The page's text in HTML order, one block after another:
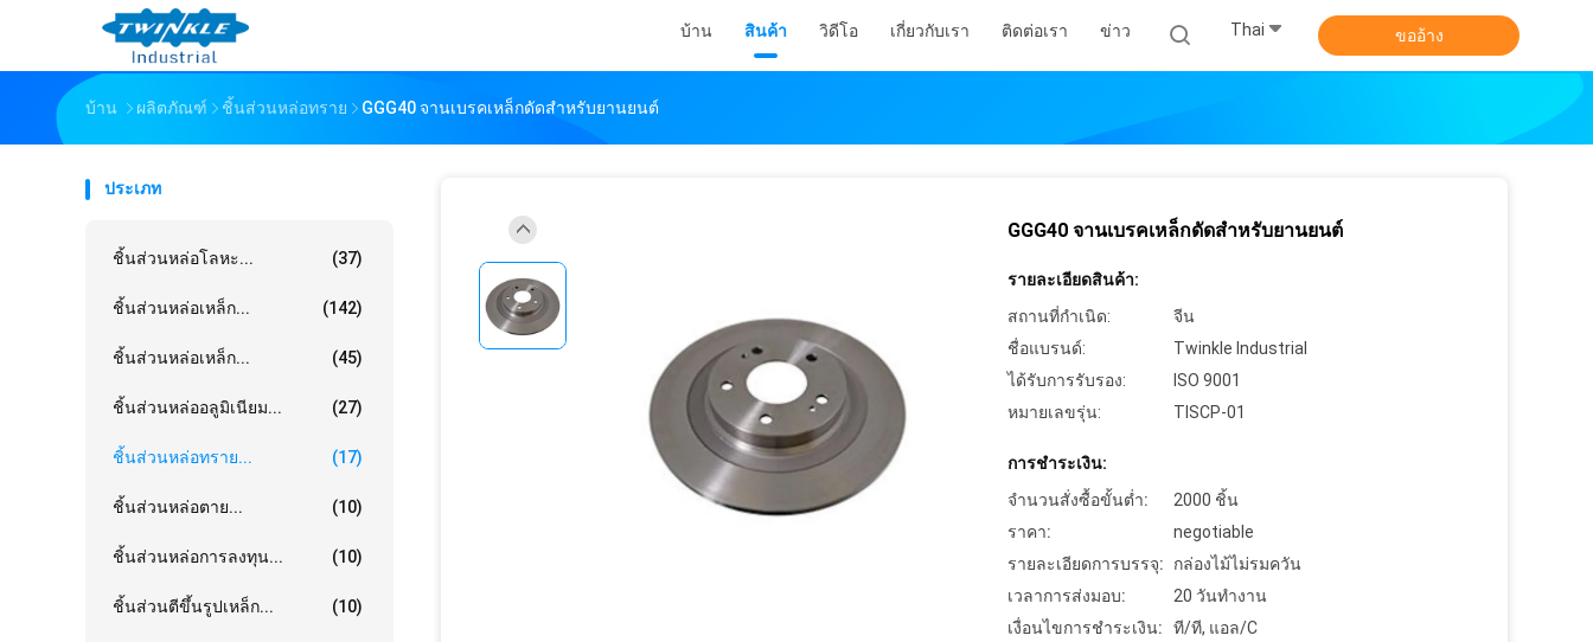
บ้าน สินค้า วิดีโอ เกี่ยวกับเรา ติดต่อเรา ข่าว Thai ขออ้าง
บ้าน ผลิตภัณฑ์ ชิ้นส่วนหล่อทราย GGG40 จานเบรคเหล็กดัดสำหรับยานยนต์
ประเภท
ชิ้นส่วนหล่อโลหะ... (37)
ชิ้นส่วนหล่อเหล็ก... (142)
ชิ้นส่วนหล่อเหล็ก... (45)
ชิ้นส่วนหล่ออลูมิเนียม... (27)
ชิ้นส่วนหล่อทราย... (17)
ชิ้นส่วนหล่อตาย... (10)
ชิ้นส่วนหล่อการลงทุน... (10)
ชิ้นส่วนตีขึ้นรูปเหล็ก... (10)
GGG40 จานเบรคเหล็กดัดสำหรับยานยนต์
รายละเอียดสินค้า:
สถานที่กำเนิด:
จีน
ชื่อแบรนด์:
Twinkle Industrial
ได้รับการรับรอง:
ISO 9001
หมายเลขรุ่น:
TISCP-01
การชำระเงิน:
จำนวนสั่งซื้อขั้นต่ำ:
2000 ชิ้น
ราคา:
negotiable
รายละเอียดการบรรจุ:
กล่องไม้ไม่รมควัน
เวลาการส่งมอบ:
20 วันทำงาน
เงื่อนไขการชำระเงิน:
ที/ที, แอล/C